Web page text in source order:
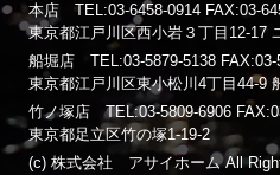
本店 TEL:03-6458-0914 FAX:03-
東京都江戸川区西小岩３丁目12-17
船堀店 TEL:03-5879-5138 FAX:03-
東京都江戸川区東小松川4丁目44-9
竹ノ塚店 TEL:03-5809-6906
東京都足立区竹の塚1-19-2
(c) 株式会社 アサイホーム All